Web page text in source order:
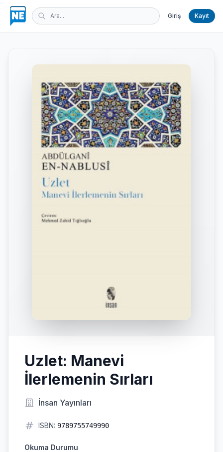
Giriş Kayıt
Uzlet: Manevi
İlerlemenin Sırları
İnsan Yayınları
ISBN: 9789755749990
Okuma Durumu